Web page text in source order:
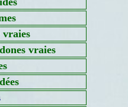
vraies
vraies